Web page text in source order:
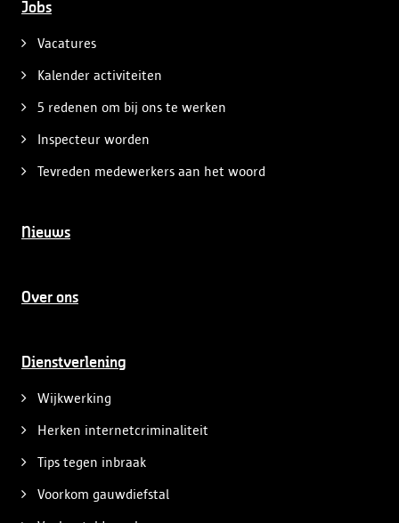
Jobs
Vacatures
Kalender activiteiten
5 redenen om bij ons te werken
Inspecteur worden
Tevreden medewerkers aan het woord
Nieuws
Over ons
Dienstverlening
Wijkwerking
Herken internetcriminaliteit
Tips tegen inbraak
Voorkom gauwdiefstal